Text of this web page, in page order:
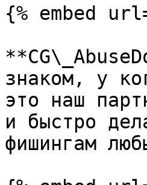
{% embed
знаком, у
это наш
и быстро
фишингам